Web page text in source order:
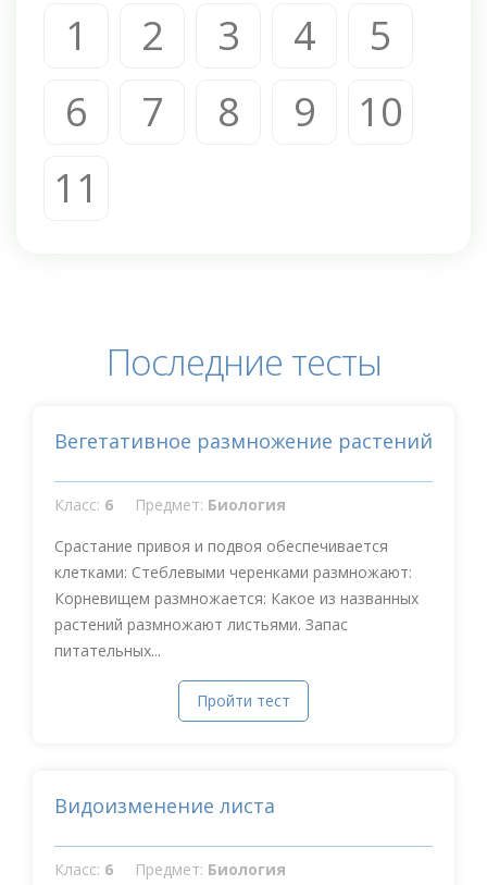
1 2 3 4
5
6
7 8 9
10
11
Последние тесты
Вегетативное размножение растений
Класс: 6 Предмет: Биология
Срастание привоя и подвоя обеспечивается
клетками: Стеблевыми черенками размножают:
Корневищем размножается: Какое из названных
растений размножают листьями. Запас
питательных...
Пройти тест
Видоизменение листа
Класс: 6 Предмет: Биология